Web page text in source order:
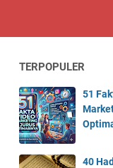
TERPOPULER
51
40